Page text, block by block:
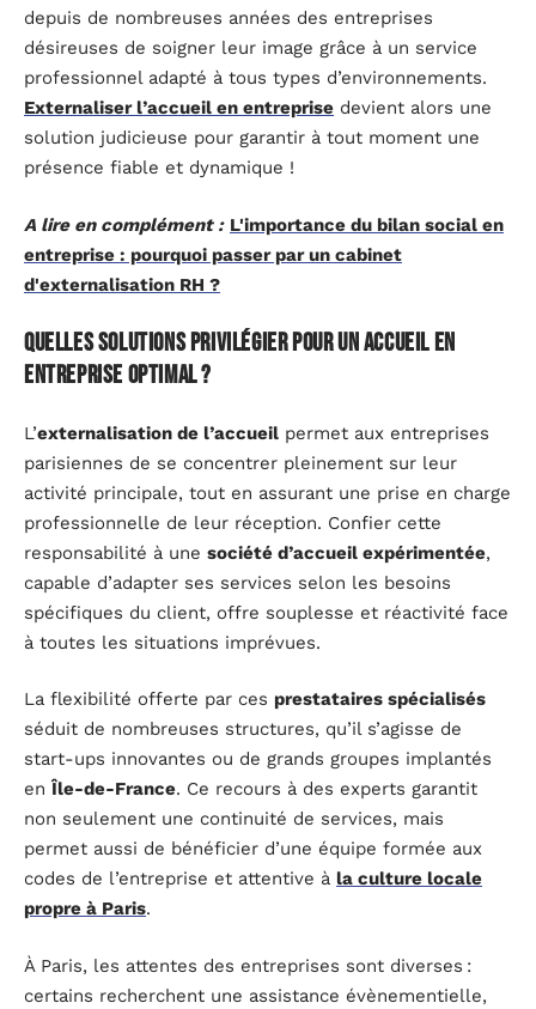
depuis de nombreuses années des entreprises
désireuses de soigner leur image grâce à un service
professionnel adapté à tous types d’environnements.
Externaliser l’accueil en entreprise devient alors une
solution judicieuse pour garantir à tout moment une
présence fiable et dynamique !
A lire en complément : L'importance du bilan social en
entreprise : pourquoi passer par un cabinet
d'externalisation RH ?
Quelles solutions privilégier pour un accueil en
entreprise optimal ?
L’externalisation de l’accueil permet aux entreprises
parisiennes de se concentrer pleinement sur leur
activité principale, tout en assurant une prise en charge
professionnelle de leur réception. Confier cette
responsabilité à une société d’accueil expérimentée,
capable d’adapter ses services selon les besoins
spécifiques du client, offre souplesse et réactivité face
à toutes les situations imprévues.
La flexibilité offerte par ces prestataires spécialisés
séduit de nombreuses structures, qu’il s’agisse de
start-ups innovantes ou de grands groupes implantés
en Île-de-France. Ce recours à des experts garantit
non seulement une continuité de services, mais
permet aussi de bénéficier d’une équipe formée aux
codes de l’entreprise et attentive à la culture locale
propre à Paris.
À Paris, les attentes des entreprises sont diverses :
certains recherchent une assistance évènementielle,